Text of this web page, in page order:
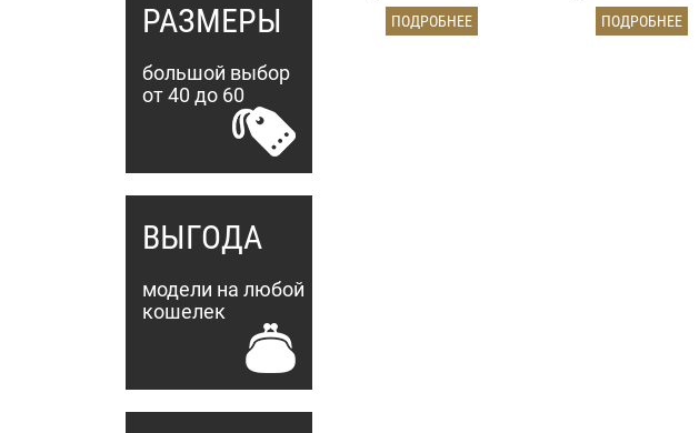
РАЗМЕРЫ
большой выбор
от 40 до 60
ВЫГОДА
модели на любой
кошелек
26810 (айвори)
ПОДРОБНЕЕ
24830 (джинс)
ПОДРОБНЕЕ